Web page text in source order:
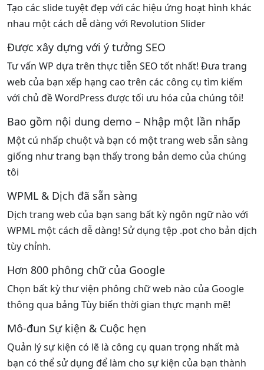
Tạo các slide tuyệt đẹp với các hiệu ứng hoạt hình khác
nhau một cách dễ dàng với Revolution Slider
Được xây dựng với ý tưởng SEO
Tư vấn WP dựa trên thực tiễn SEO tốt nhất! Đưa trang
web của bạn xếp hạng cao trên các công cụ tìm kiếm
với chủ đề WordPress được tối ưu hóa của chúng tôi!
Bao gồm nội dung demo – Nhập một lần nhấp
Một cú nhấp chuột và bạn có một trang web sẵn sàng
giống như trang bạn thấy trong bản demo của chúng
tôi
WPML & Dịch đã sẵn sàng
Dịch trang web của bạn sang bất kỳ ngôn ngữ nào với
WPML một cách dễ dàng! Sử dụng tệp .pot cho bản dịch
tùy chỉnh.
Hơn 800 phông chữ của Google
Chọn bất kỳ thư viện phông chữ web nào của Google
thông qua bảng Tùy biến thời gian thực mạnh mẽ!
Mô-đun Sự kiện & Cuộc hẹn
Quản lý sự kiện có lẽ là công cụ quan trọng nhất mà
bạn có thể sử dụng để làm cho sự kiện của bạn thành